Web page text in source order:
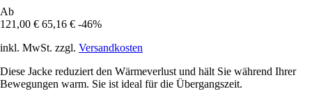
Ab
121,00 € 65,16 € -46%
inkl. MwSt. zzgl. Versandkosten
Diese Jacke reduziert den Wärmeverlust und hält Sie während Ihrer
Bewegungen warm. Sie ist ideal für die Übergangszeit.